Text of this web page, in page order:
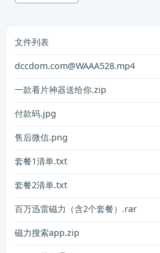
文件列表
dccdom.com@WAAA528.mp4
一款看片神器送给你.zip
付款码.jpg
售后微信.png
套餐1清单.txt
套餐2清单.txt
百万迅雷磁力（含2个套餐）.rar
磁力搜索app.zip